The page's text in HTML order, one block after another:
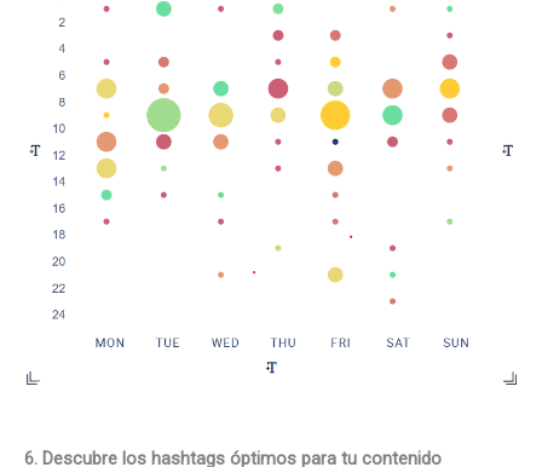
6. Descubre los hashtags óptimos para tu contenido